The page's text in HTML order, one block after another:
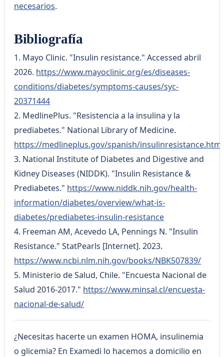
necesarios.
Bibliografía
1. Mayo Clinic. "Insulin resistance." Accessed abril
2026. https://www.mayoclinic.org/es/diseases-
conditions/diabetes/symptoms-causes/syc-
20371444
2. MedlinePlus. "Resistencia a la insulina y la
prediabetes." National Library of Medicine.
https://medlineplus.gov/spanish/insulinresistance.html
3. National Institute of Diabetes and Digestive and
Kidney Diseases (NIDDK). "Insulin Resistance &
Prediabetes." https://www.niddk.nih.gov/health-
information/diabetes/overview/what-is-
diabetes/prediabetes-insulin-resistance
4. Freeman AM, Acevedo LA, Pennings N. "Insulin
Resistance." StatPearls [Internet]. 2023.
https://www.ncbi.nlm.nih.gov/books/NBK507839/
5. Ministerio de Salud, Chile. "Encuesta Nacional de
Salud 2016-2017." https://www.minsal.cl/encuesta-
nacional-de-salud/
¿Necesitas hacerte un examen HOMA, insulinemia
o glicemia? En Examedi lo hacemos a domicilio en